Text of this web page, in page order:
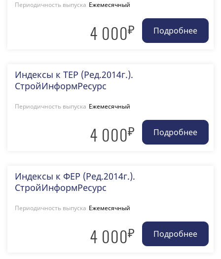
Периодичность выпуска Ежемесячный
4 000₽
Индексы к ТЕР (Ред.2014г.).
СтройИнформРесурс
Периодичность выпуска Ежемесячный
4 000₽
Индексы к ФЕР (Ред.2014г.).
СтройИнформРесурс
Периодичность выпуска Ежемесячный
4 000₽